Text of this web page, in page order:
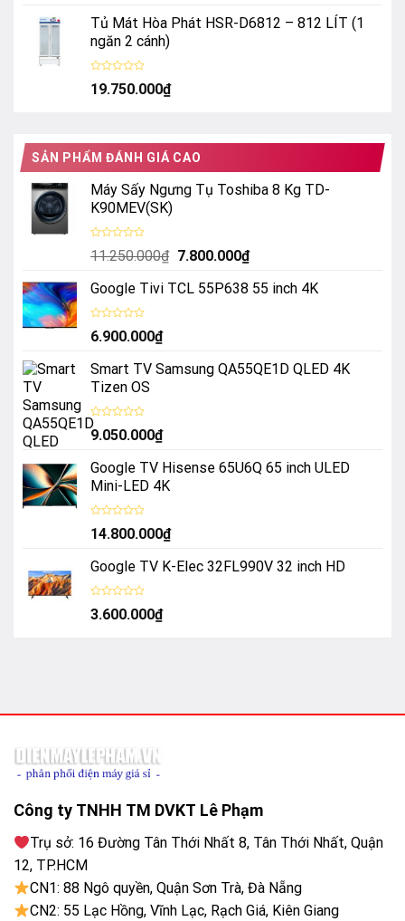
0
5
sao
Tủ Mát Hòa Phát HSR-D6812 – 812 LÍT (1
ngăn 2 cánh)
Được
xếp
19.750.000₫
SẢN PHẨM ĐÁNH GIÁ CAO
Máy Sấy Ngưng Tụ Toshiba 8 Kg TD-
K90MEV(SK)
Được
xếp
0
5
11.250.000₫ Giá
là:
7.800.000₫Giá
tại
Google Tivi TCL 55P638 55 inch 4K
Được
xếp
0
5
sao
6.900.000₫
Smart TV Samsung QA55QE1D QLED 4K
Tizen OS
Được
xếp
0
5
sao
9.050.000₫
Google TV Hisense 65U6Q 65 inch ULED
Mini-LED 4K
Được
xếp
0
5
14.800.000₫
Google TV K-Elec 32FL990V 32 inch HD
Được
xếp
3.600.000₫
Công ty TNHH TM DVKT Lê Phạm
Trụ sở: 16 Đường Tân Thới Nhất 8, Tân Thới Nhất, Quận
12, TP.HCM
CN1: 88 Ngô quyền, Quận Sơn Trà, Đà Nẵng
CN2: 55 Lạc Hồng, Vĩnh Lạc, Rạch Giá, Kiên Giang